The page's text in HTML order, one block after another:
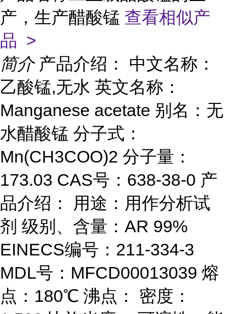
产，生产醋酸锰 查看相似产
品 >
简介 产品介绍： 中文名称：
乙酸锰,无水 英文名称：
Manganese acetate 别名：无
水醋酸锰 分子式：
Mn(CH3COO)2 分子量：
173.03 CAS号：638-38-0 产
品介绍： 用途：用作分析试
剂 级别、含量：AR 99%
EINECS编号：211-334-3
MDL号：MFCD00013039 熔
点：180℃ 沸点： 密度：